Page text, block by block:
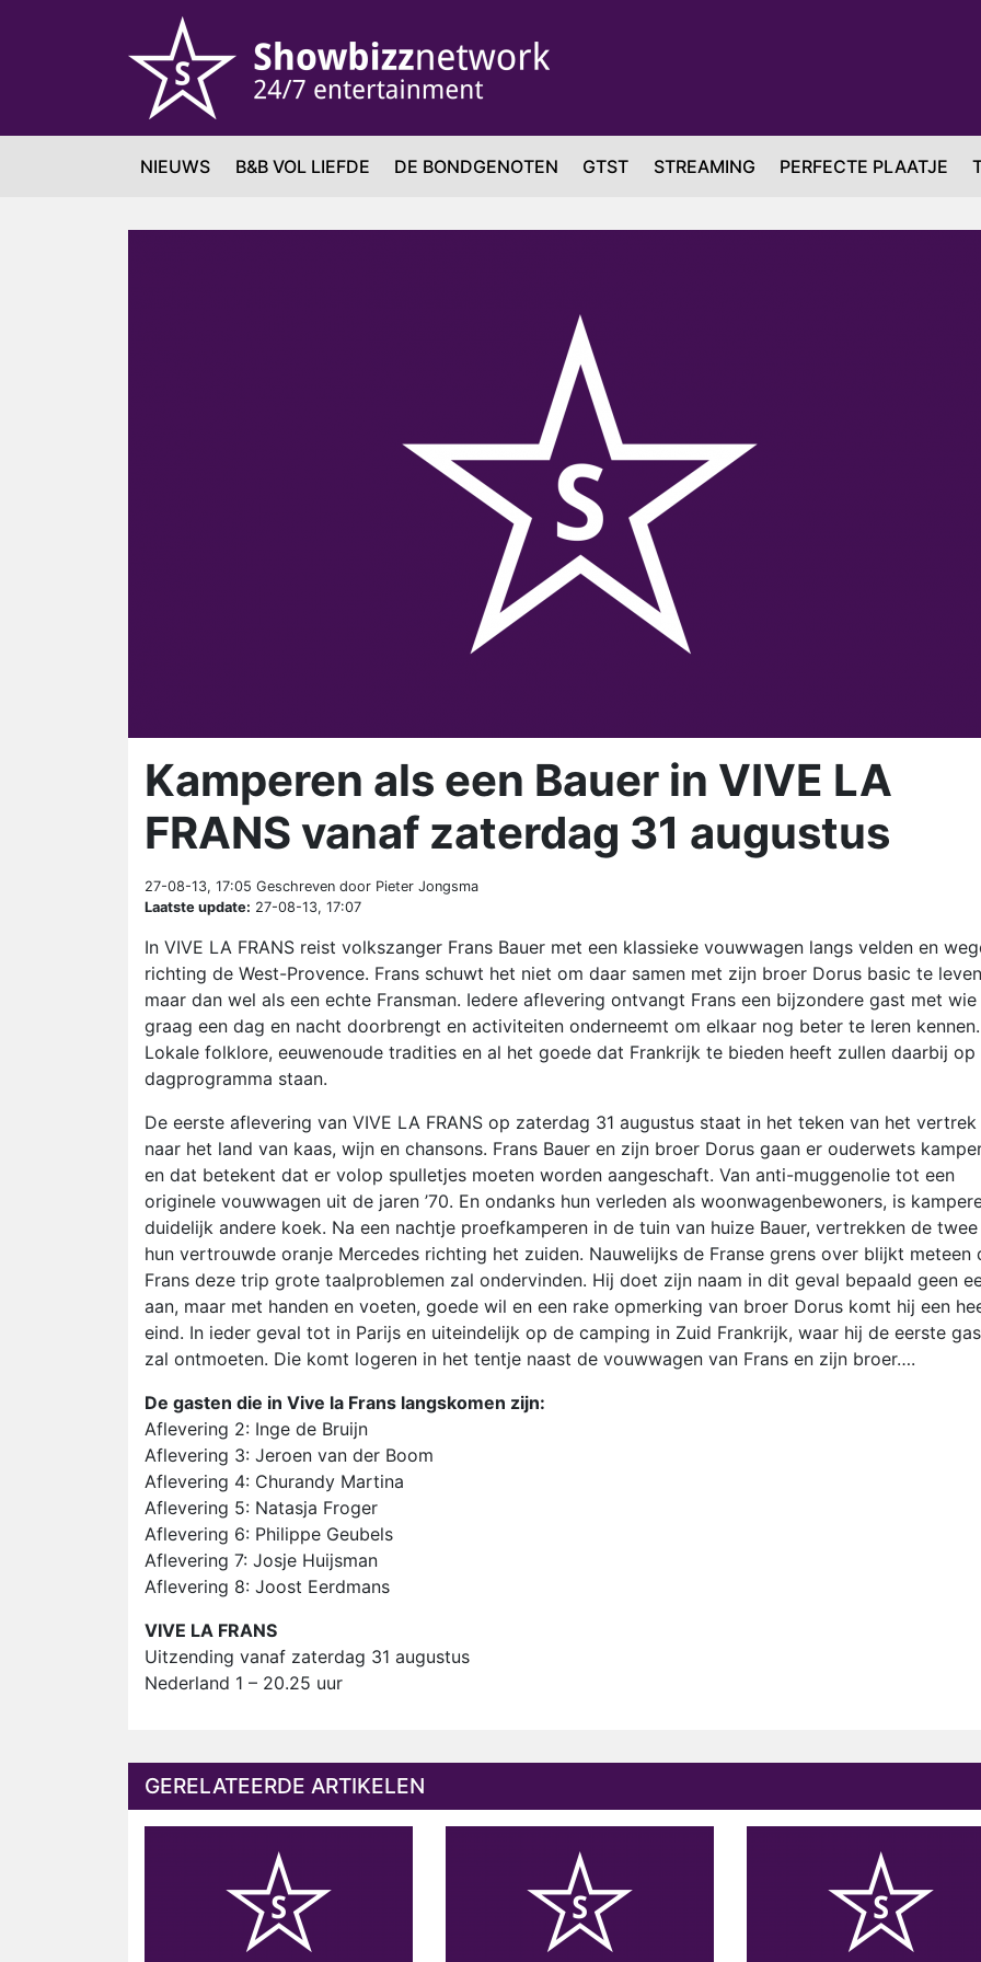
NIEUWS B&B VOL LIEFDE DE BONDGENOTEN GTST STREAMING PERFECTE PLAATJE
Kamperen als een Bauer in VIVE LA
FRANS vanaf zaterdag 31 augustus
27-08-13, 17:05 Geschreven door Pieter Jongsma
Laatste update: 27-08-13, 17:07
In VIVE LA FRANS reist volkszanger Frans Bauer met een klassieke vouwwagen langs velden en
richting de West-Provence. Frans schuwt het niet om daar samen met zijn broer Dorus basic te
maar dan wel als een echte Fransman. Iedere aflevering ontvangt Frans een bijzondere gast met wie
graag een dag en nacht doorbrengt en activiteiten onderneemt om elkaar nog beter te leren kennen.
Lokale folklore, eeuwenoude tradities en al het goede dat Frankrijk te bieden heeft zullen daarbij op
dagprogramma staan.
De eerste aflevering van VIVE LA FRANS op zaterdag 31 augustus staat in het teken van het vertrek
naar het land van kaas, wijn en chansons. Frans Bauer en zijn broer Dorus gaan er ouderwets
en dat betekent dat er volop spulletjes moeten worden aangeschaft. Van anti-muggenolie tot een
originele vouwwagen uit de jaren ’70. En ondanks hun verleden als woonwagenbewoners, is
duidelijk andere koek. Na een nachtje proefkamperen in de tuin van huize Bauer, vertrekken de
hun vertrouwde oranje Mercedes richting het zuiden. Nauwelijks de Franse grens over blijkt meteen
Frans deze trip grote taalproblemen zal ondervinden. Hij doet zijn naam in dit geval bepaald geen
aan, maar met handen en voeten, goede wil en een rake opmerking van broer Dorus komt hij een
eind. In ieder geval tot in Parijs en uiteindelijk op de camping in Zuid Frankrijk, waar hij de eerste
zal ontmoeten. Die komt logeren in het tentje naast de vouwwagen van Frans en zijn broer….
De gasten die in Vive la Frans langskomen zijn:
Aflevering 2: Inge de Bruijn
Aflevering 3: Jeroen van der Boom
Aflevering 4: Churandy Martina
Aflevering 5: Natasja Froger
Aflevering 6: Philippe Geubels
Aflevering 7: Josje Huijsman
Aflevering 8: Joost Eerdmans
VIVE LA FRANS
Uitzending vanaf zaterdag 31 augustus
Nederland 1 – 20.25 uur
GERELATEERDE ARTIKELEN